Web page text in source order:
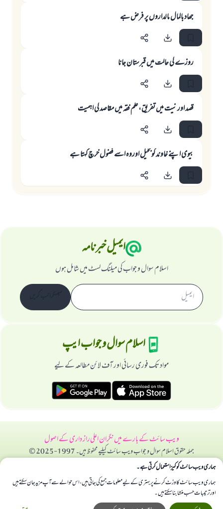
جھاد بالمال مالداروں پر فرض ہے
روزے کی حالت میں قبرستان جانا
قصد اور نیت میں تفریق، علم فقہ میں مقاصد کی اہمیت
بیوی اپنے خاوند کوبخیل اوروہ اسے فضول خرچ کہتا ہے
ایمیل خبرنامہ
اسلام سوال و جواب کی میلنگ لسٹ میں شامل ہوں
اسلام سوال و جواب ایپ
مواد تک فوری رسائی اور آف لائن مطالعہ کے لیے
ویب سائٹ کے بارے میںنگران اعلیراز داری کے اصول
جملہ حقوق اسلام سوال و جواب ویب سائٹ کیلیے محفوظ ہیں۔ 1997-2025 ©
ہماری ویب سائٹ کوکیز استعمال کرتی ہے۔
ہماری ویب سائٹ کا وزٹ کرنے پر بہتری کے لیے معلومات جمع کی جاتی ہیں، اس حوالے سے آپ مزید جان سکتے ہیں
اور ترتیبات حسب منشا بنا سکتے ہیں۔